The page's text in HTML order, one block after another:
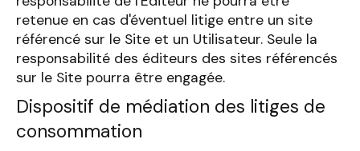
retenue en cas d'éventuel litige entre un site
référencé sur le Site et un Utilisateur. Seule la
responsabilité des éditeurs des sites référencés
sur le Site pourra être engagée.
Dispositif de médiation des litiges de
consommation